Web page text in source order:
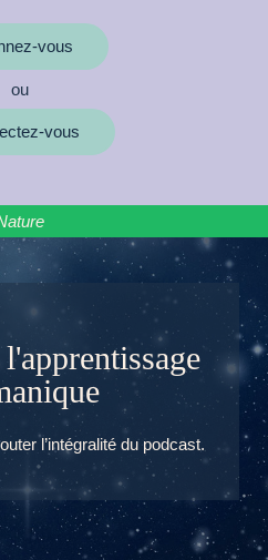
vous
ou
vous
l’intégralité du podcast.